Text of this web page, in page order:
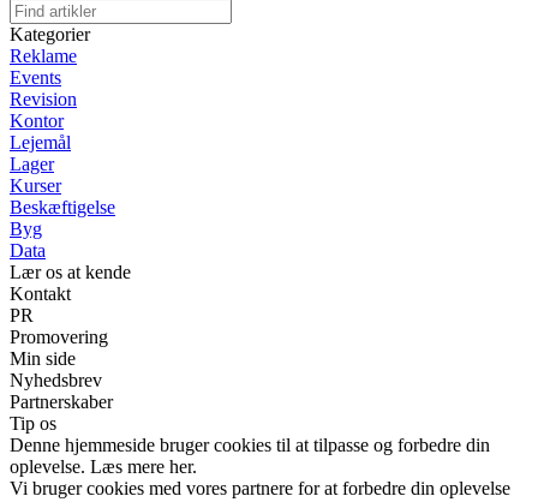
Kategorier
Reklame
Events
Revision
Kontor
Lejemål
Lager
Kurser
Beskæftigelse
Byg
Data
Lær os at kende
Kontakt
PR
Promovering
Min side
Nyhedsbrev
Partnerskaber
Tip os
Denne hjemmeside bruger cookies til at tilpasse og forbedre din
oplevelse. Læs mere her.
Vi bruger cookies med vores partnere for at forbedre din oplevelse